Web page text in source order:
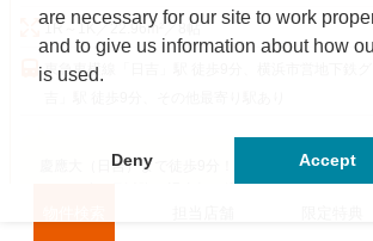
1R～1K／22.96m²／8帖
東急東横線「日吉」駅 徒歩9分、横浜市営地下鉄
慶應大（日吉）まで徒歩9分！駅前は食事・買い物
are necessary for our site to work
and to give us information about how
is used.
Deny Accept